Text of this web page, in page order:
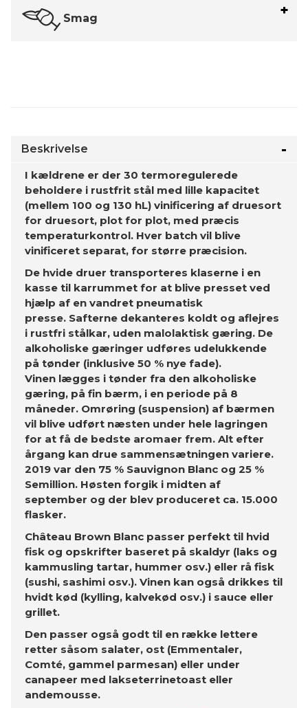
Smag
Beskrivelse
I kældrene er der 30 termoregulerede
beholdere i rustfrit stål med lille kapacitet
(mellem 100 og 130 hL) vinificering af druesort
for druesort, plot for plot, med præcis
temperaturkontrol. Hver batch vil blive
vinificeret separat, for større præcision.
De hvide druer transporteres klaserne i en
kasse til karrummet for at blive presset ved
hjælp af en vandret pneumatisk
presse. Safterne dekanteres koldt og aflejres
i rustfri stålkar, uden malolaktisk gæring. De
alkoholiske gæringer udføres udelukkende
på tønder (inklusive 50 % nye fade).
Vinen lægges i tønder fra den alkoholiske
gæring, på fin bærm, i en periode på 8
måneder. Omrøring (suspension) af bærmen
vil blive udført næsten under hele lagringen
for at få de bedste aromaer frem. Alt efter
årgang kan drue sammensætningen variere.
2019 var den 75 % Sauvignon Blanc og 25 %
Semillion. Høsten forgik i midten af
september og der blev produceret ca. 15.000
flasker.
Château Brown Blanc passer perfekt til hvid
fisk og opskrifter baseret på skaldyr (laks og
kammusling tartar, hummer osv.) eller rå fisk
(sushi, sashimi osv.). Vinen kan også drikkes til
hvidt kød (kylling, kalvekød osv.) i sauce eller
grillet.
Den passer også godt til en række lettere
retter såsom salater, ost (Emmentaler,
Comté, gammel parmesan) eller under
canapeer med lakseterrinetoast eller
andemousse.